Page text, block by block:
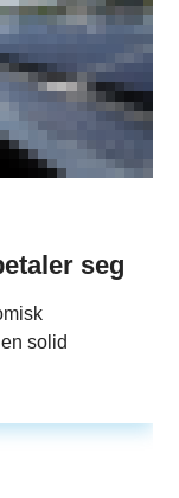
seg
solid